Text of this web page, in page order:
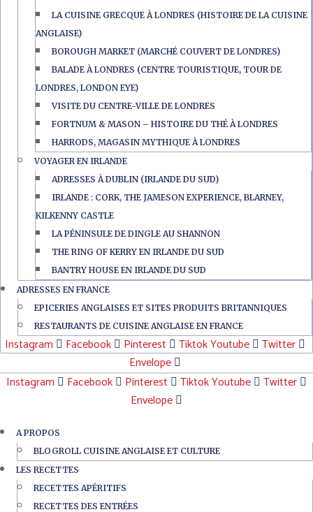
LA CUISINE GRECQUE À LONDRES (HISTOIRE DE LA CUISINE
ANGLAISE)
BOROUGH MARKET (MARCHÉ COUVERT DE LONDRES)
BALADE À LONDRES (CENTRE TOURISTIQUE, TOUR DE
LONDRES, LONDON EYE)
VISITE DU CENTRE-VILLE DE LONDRES
FORTNUM & MASON – HISTOIRE DU THÉ À LONDRES
HARRODS, MAGASIN MYTHIQUE À LONDRES
VOYAGER EN IRLANDE
ADRESSES À DUBLIN (IRLANDE DU SUD)
IRLANDE : CORK, THE JAMESON EXPERIENCE, BLARNEY,
KILKENNY CASTLE
LA PÉNINSULE DE DINGLE AU SHANNON
THE RING OF KERRY EN IRLANDE DU SUD
BANTRY HOUSE EN IRLANDE DU SUD
ADRESSES EN FRANCE
EPICERIES ANGLAISES ET SITES PRODUITS BRITANNIQUES
RESTAURANTS DE CUISINE ANGLAISE EN FRANCE
Instagram Facebook Pinterest TiktokYoutube
Twitter
Envelope
Instagram
Facebook Pinterest TiktokYoutube
Twitter
Envelope
A PROPOS
BLOGROLL CUISINE ANGLAISE ET CULTURE
LES RECETTES
RECETTES APÉRITIFS
RECETTES DES ENTRÉES